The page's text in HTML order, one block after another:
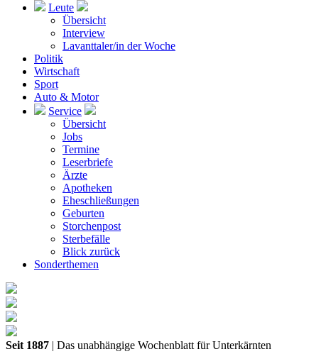
Leute
Übersicht
Interview
Lavanttaler/in der Woche
Politik
Wirtschaft
Sport
Auto & Motor
Service
Übersicht
Jobs
Termine
Leserbriefe
Ärzte
Apotheken
Eheschließungen
Geburten
Storchenpost
Sterbefälle
Blick zurück
Sonderthemen
Seit 1887 | Das unabhängige Wochenblatt für Unterkärnten